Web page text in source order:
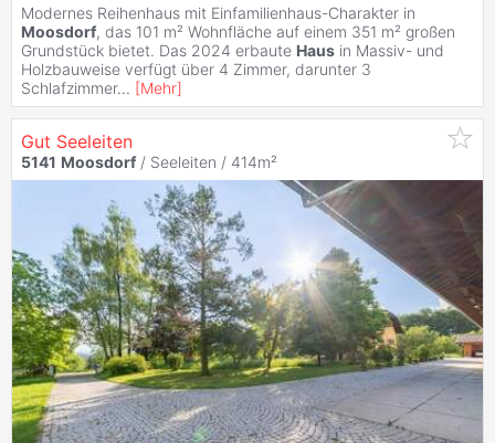
Modernes Reihenhaus mit Einfamilienhaus-Charakter in
Moosdorf, das 101 m² Wohnfläche auf einem 351 m² großen
Grundstück bietet. Das 2024 erbaute Haus in Massiv- und
Holzbauweise verfügt über 4 Zimmer, darunter 3
Schlafzimmer... [Mehr]
Gut Seeleiten
5141 Moosdorf / Seeleiten / 414m²